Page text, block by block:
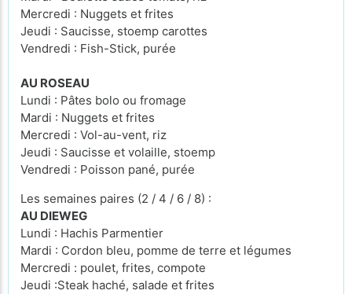
Mercredi : Nuggets et frites
Jeudi : Saucisse, stoemp carottes
Vendredi : Fish-Stick, purée
AU ROSEAU
Lundi : Pâtes bolo ou fromage
Mardi : Nuggets et frites
Mercredi : Vol-au-vent, riz
Jeudi : Saucisse et volaille, stoemp
Vendredi : Poisson pané, purée
Les semaines paires (2 / 4 / 6 / 8) :
AU DIEWEG
Lundi : Hachis Parmentier
Mardi : Cordon bleu, pomme de terre et légumes
Mercredi : poulet, frites, compote
Jeudi :Steak haché, salade et frites